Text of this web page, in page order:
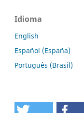
Idioma
English
Español (España)
Português (Brasil)